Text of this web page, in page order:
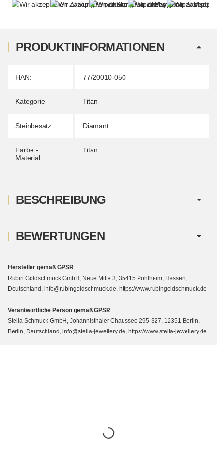
PRODUKTINFORMATIONEN
Produkteigenschaft
Wert
HAN: 77/20010-050
Kategorie: Titan
Steinbesatz: Diamant
Farbe -
Material:
Titan
BESCHREIBUNG
BEWERTUNGEN
Hersteller gemäß GPSR
Rubin Goldschmuck GmbH, Neue Mitte 3, 35415 Pohlheim, Hessen,
Deutschland, info@rubingoldschmuck.de, https://www.rubingoldschmuck.de
Verantwortliche Person gemäß GPSR
Stella Schmuck GmbH, Johannisthaler Chaussee 295-327, 12351 Berlin,
Berlin, Deutschland, info@stella-jewellery.de, https://www.stella-jewellery.de